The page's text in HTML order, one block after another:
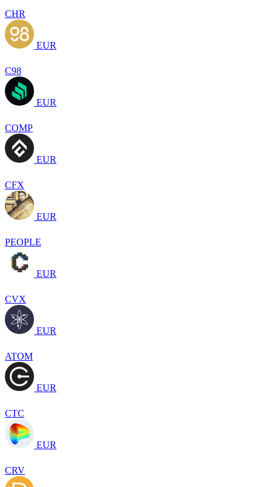
CHR
EUR
C98
EUR
COMP
EUR
CFX
EUR
PEOPLE
EUR
CVX
EUR
ATOM
EUR
CTC
EUR
CRV